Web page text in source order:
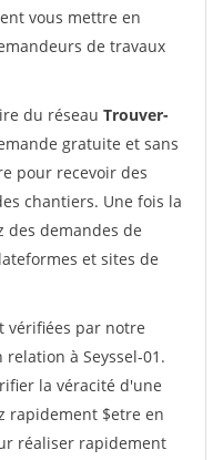
vous mettre en
de travaux
du réseau Trouver-
gratuite et sans
pour recevoir des
chantiers. Une fois la
des demandes de
et sites de
vérifiées par notre
à Seyssel-01.
la véracité d'une
rapidement $etre en
réaliser rapidement